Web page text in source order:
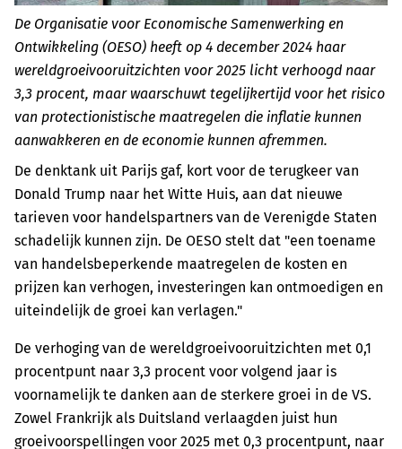
De Organisatie voor Economische Samenwerking en
Ontwikkeling (OESO) heeft op 4 december 2024 haar
wereldgroeivooruitzichten voor 2025 licht verhoogd naar
3,3 procent, maar waarschuwt tegelijkertijd voor het risico
van protectionistische maatregelen die inflatie kunnen
aanwakkeren en de economie kunnen afremmen.
De denktank uit Parijs gaf, kort voor de terugkeer van
Donald Trump naar het Witte Huis, aan dat nieuwe
tarieven voor handelspartners van de Verenigde Staten
schadelijk kunnen zijn. De OESO stelt dat "een toename
van handelsbeperkende maatregelen de kosten en
prijzen kan verhogen, investeringen kan ontmoedigen en
uiteindelijk de groei kan verlagen."
De verhoging van de wereldgroeivooruitzichten met 0,1
procentpunt naar 3,3 procent voor volgend jaar is
voornamelijk te danken aan de sterkere groei in de VS.
Zowel Frankrijk als Duitsland verlaagden juist hun
groeivoorspellingen voor 2025 met 0,3 procentpunt, naar